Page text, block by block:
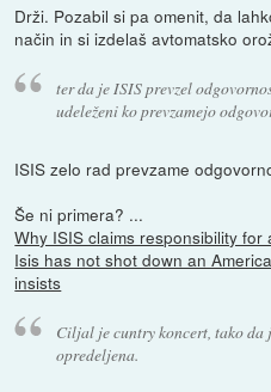
Drži. Pozabil si pa omenit, da
način in si izdelaš avtomatsko
ter da je ISIS prevzel
udeleženi ko prevzamejo
ISIS zelo rad prevzame
Še ni primera? ...
Why ISIS claims responsibility for
Isis has not shot down an
insists
Ciljal je cuntry koncert, tako da
opredeljena.